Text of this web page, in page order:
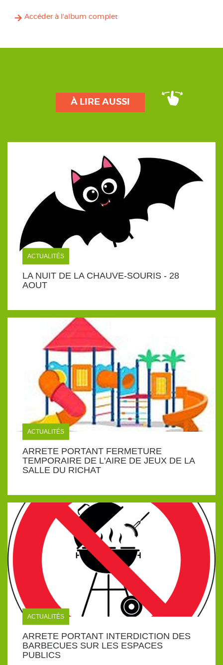
Accéder à l'album complet
À LIRE AUSSI
ACTUALITÉS
LA NUIT DE LA CHAUVE-SOURIS - 28
AOUT
ACTUALITÉS
ARRETE PORTANT FERMETURE
TEMPORAIRE DE L'AIRE DE JEUX DE LA
SALLE DU RICHAT
ACTUALITÉS
ARRETE PORTANT INTERDICTION DES
BARBECUES SUR LES ESPACES
PUBLICS